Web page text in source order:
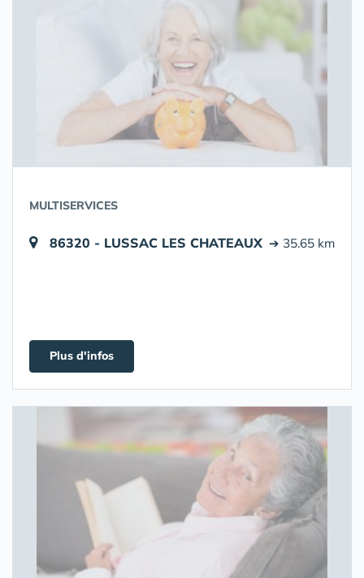
MULTISERVICES
86320 - LUSSAC LES CHATEAUX ➔ 35.65 km
Plus d'infos